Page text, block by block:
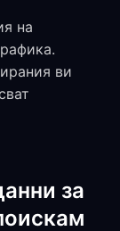
на
ви
за